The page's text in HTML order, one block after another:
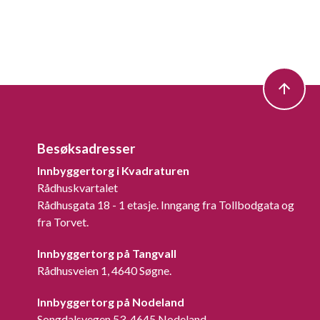
Besøksadresser
Innbyggertorg i Kvadraturen
Rådhuskvartalet
Rådhusgata 18 - 1 etasje. Inngang fra Tollbodgata og
fra Torvet.
Innbyggertorg på Tangvall
Rådhusveien 1, 4640 Søgne.
Innbyggertorg på Nodeland